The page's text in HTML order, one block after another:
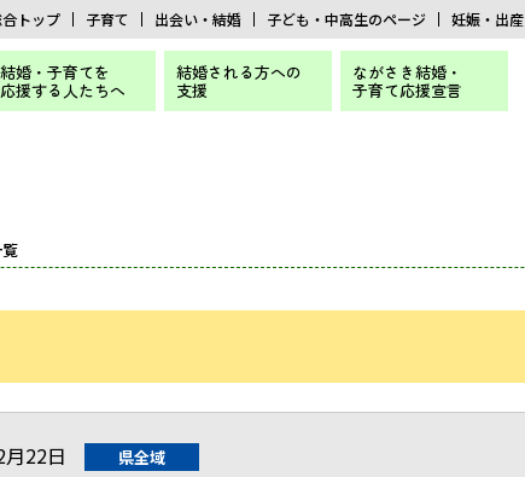
トップ 子育て 出会い・結婚 子ども・中高生のページ 妊娠・出産
結婚・子育てを
応援する人たちへ
結婚される方への
支援
ながさき結婚・
子育て応援宣言
22日
県全域